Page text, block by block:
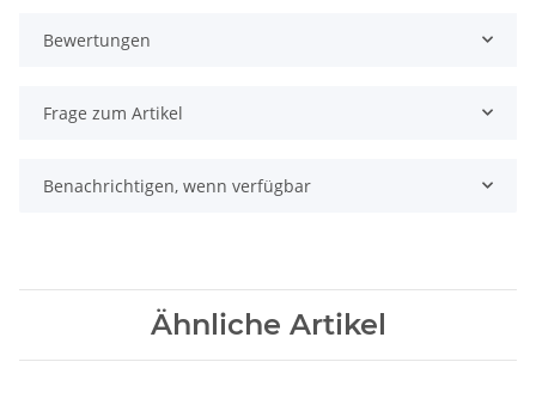
Bewertungen
Frage zum Artikel
Benachrichtigen, wenn verfügbar
Ähnliche Artikel